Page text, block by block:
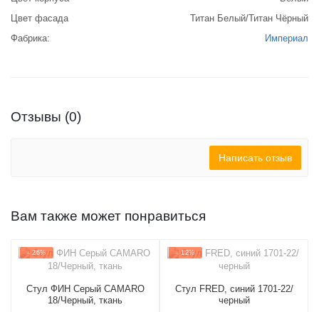
Цвет фасада
Титан Белый/Титан Чёрный
Фабрика:
Империал
Отзывы (0)
Написать отзыв
Вам также может понравиться
- 26%
Стул ФИН Серый CAMARO
18/Черный, ткань
- 12%
Стул FRED, синий 1701-22/
черный